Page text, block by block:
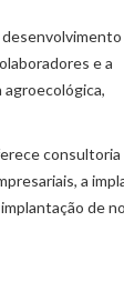
e a
consultoria
a
de